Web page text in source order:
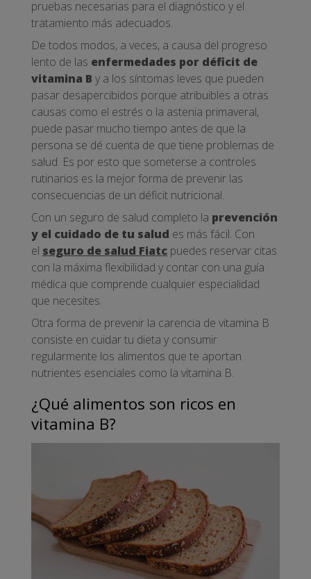
pruebas necesarias para el diagnóstico y el
tratamiento más adecuados.
De todos modos, a veces, a causa del progreso
lento de las enfermedades por déficit de
vitamina B y a los síntomas leves que pueden
pasar desapercibidos porque atribuibles a otras
causas como el estrés o la astenia primaveral,
puede pasar mucho tiempo antes de que la
persona se dé cuenta de que tiene problemas de
salud. Es por esto que someterse a controles
rutinarios es la mejor forma de prevenir las
consecuencias de un déficit nutricional.
Con un seguro de salud completo la prevención
y el cuidado de tu salud es más fácil. Con
el seguro de salud Fiatc puedes reservar citas
con la máxima flexibilidad y contar con una guía
médica que comprende cualquier especialidad
que necesites.
Otra forma de prevenir la carencia de vitamina B
consiste en cuidar tu dieta y consumir
regularmente los alimentos que te aportan
nutrientes esenciales como la vitamina B.
¿Qué alimentos son ricos en
vitamina B?